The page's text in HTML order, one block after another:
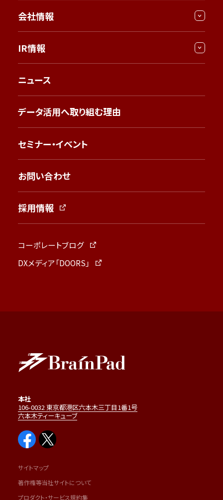
会社情報
IR情報
ニュース
データ活用へ取り組む理由
セミナー・イベント
お問い合わせ
採用情報
コーポレートブログ
DXメディア「DOORS」
本社
106-0032 東京都港区六本木三丁目1番1号
六本木ティーキューブ
サイトマップ
著作権等当社サイトについて
プロダクト・サービス規約集